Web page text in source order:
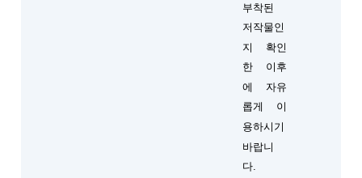
부착된
저작물인
지 확인
한 이후
에 자유
롭게 이
용하시기
바랍니
다.